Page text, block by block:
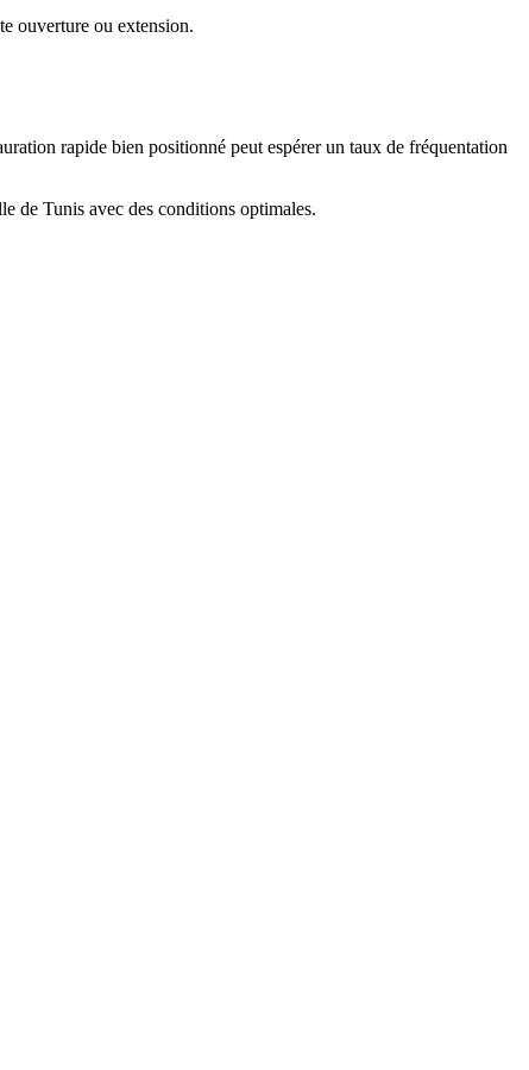
ouverture ou extension.
rapide bien positionné peut espérer un taux de fréquentation
de Tunis avec des conditions optimales.